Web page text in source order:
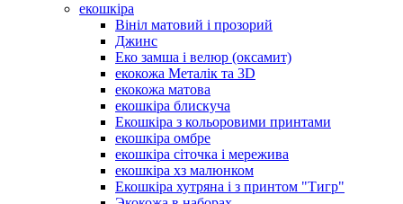
екошкіра
Вініл матовий і прозорий
Джинс
Еко замша і велюр (оксамит)
екокожа Металік та 3D
екокожа матова
екошкіра блискуча
Екошкіра з кольоровими принтами
екошкіра омбре
екошкіра сіточка і мережива
екошкіра хз малюнком
Екошкіра хутряна і з принтом "Тигр"